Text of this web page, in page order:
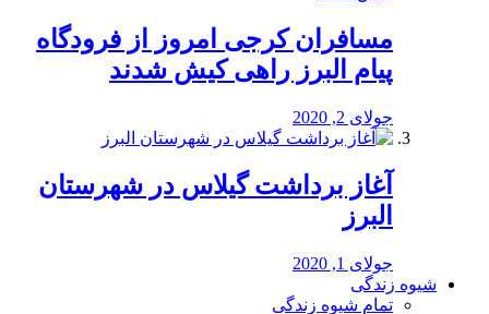
مسافران کرجی امروز از فرودگاه
پیام البرز راهی کیش شدند
جولای 2, 2020
آغاز برداشت گیلاس در شهرستان
البرز
جولای 1, 2020
شیوه زندگی
تمام شیوه زندگی